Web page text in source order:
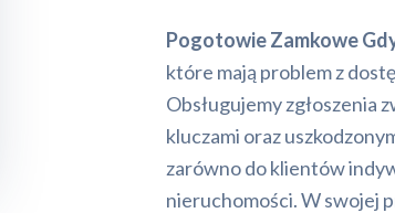
Pogotowie Zamkowe
które mają problem z
Obsługujemy zgłoszenia
kluczami oraz
zarówno do klientów
nieruchomości. W swojej